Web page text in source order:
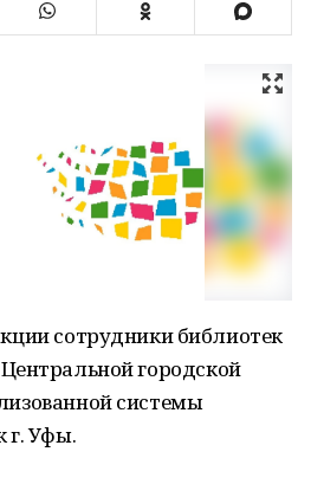
сотрудники библиотек
городской
системы
г. Уфы.